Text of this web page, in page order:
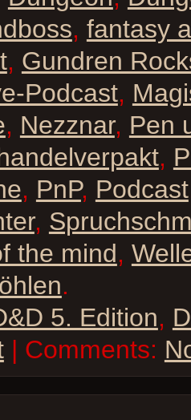
, fantasy
, Gundren
Podcast,
, Nezznar, Pen
,
, PnP, Podcast
,
the mind,
.
5. Edition,
| Comments: